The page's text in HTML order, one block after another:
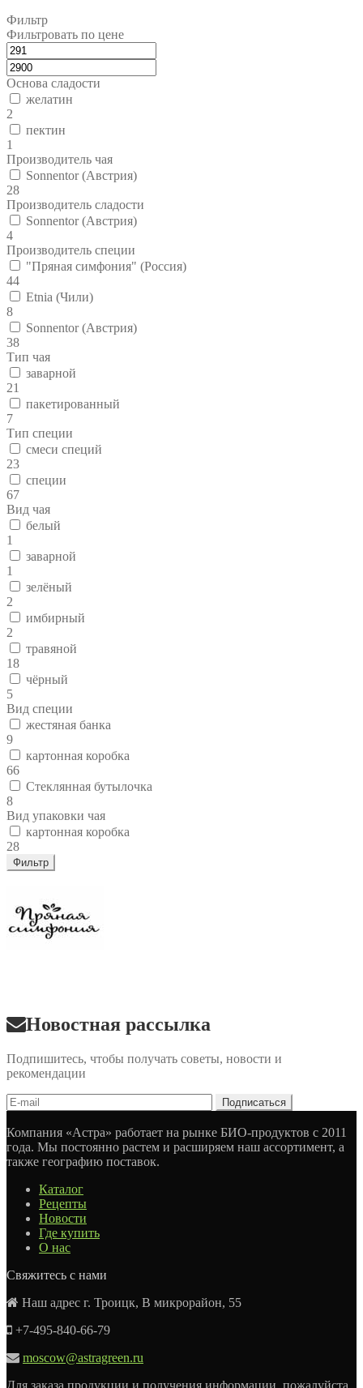
Фильтр
Фильтровать по цене
Основа сладости
желатин
2
пектин
1
Производитель чая
Sonnentor (Австрия)
28
Производитель сладости
Sonnentor (Австрия)
4
Производитель специи
"Пряная симфония" (Россия)
44
Etnia (Чили)
8
Sonnentor (Австрия)
38
Тип чая
заварной
21
пакетированный
7
Тип специи
смеси специй
23
специи
67
Вид чая
белый
1
заварной
1
зелёный
2
имбирный
2
травяной
18
чёрный
5
Вид специи
жестяная банка
9
картонная коробка
66
Стеклянная бутылочка
8
Вид упаковки чая
картонная коробка
28
Фильтр
Новостная рассылка
Подпишитесь, чтобы получать советы, новости и
рекомендации
Компания «Астра» работает на рынке БИО-продуктов с 2011
года. Мы постоянно растем и расширяем наш ассортимент, а
также географию поставок.
Каталог
Рецепты
Новости
Где купить
О нас
Свяжитесь с нами
Наш адрес г. Троицк, В микрорайон, 55
+7-495-840-66-79
moscow@astragreen.ru
Для заказа продукции и получения информации, пожалуйста,